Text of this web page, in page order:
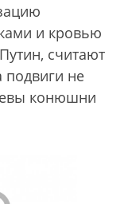
и кровью
считают
не
конюшни